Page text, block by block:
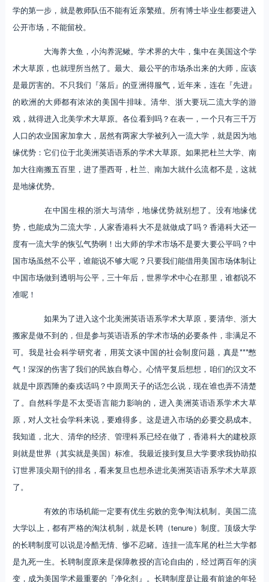
学的第一步，就是教师队伍不能有近亲繁殖。所有博士毕业生都要进入
公开市场，不能留校。
大海养大鱼，小沟养泥鳅。学术界的大牛，集中在美国这个学
术大草原，也就理所当然了。最大、最公平的市场杀出来的大师，应该
是最厉害的。不只我们『落后』的亚洲得服气，近年来，连在『先进』
的欧洲的大师都有浓浓的美国牛排味。清华、浙大要玩二流大学的游
戏，就得进入北美学术大草原。各位看到吗？在表一，一个只有三千万
人口的农业国家加拿大，居然有两家大学被列入一流大学，就是因为地
缘优势：它们位于北美洲英语语系的学术大草原。如果把杜兰大学、南
加大往南搬五百里，进了墨西哥，杜兰、南加大就什么流都不是，这就
是地缘优势。
在中国生根的浙大与清华，地缘优势就别想了。没有地缘优
势，也能成为二流大学，人家香港科大不是就做成了吗？香港科大还一
度有一流大学的恢弘气势咧！出大师的学术市场不是要大要公平吗？中
国市场虽然不公平，谁能说不够大呢？只要我们能借用美国市场体制让
中国市场做到透明与公平，三十年后，世界学术中心在那里，谁都说不
准呢！
如果为了进入这个北美洲英语语系学术大草原，要清华、浙大
搬家是做不到的，但是参与英语语系的学术市场的必要条件，非满足不
可。我是社会科学研究者，用英文谈中国的社会制度问题，真是***憋
气！深深的伤害了我们的民族自尊心。心情平复后想想，咱们的汉文不
就是中原西陲的秦戎话吗？中原周天子的话怎么说，现在谁也弄不清楚
了。自然科学是不太受语言能力影响的，进入美洲英语语系学术大草
原，对人文社会学科来说，要难得多。这是进入市场的必要交易成本。
我知道，北大、清华的经济、管理科系已经在做了，香港科大的建校原
则就是世界（其实就是美国）标准。我最近接到复旦大学要求我协助拟
订世界顶尖期刊的排名，看来复旦也想杀进北美洲英语语系学术大草原
了。
有效的市场机能一定要有优生劣败的竞争淘汰机制。美国二流
大学以上，都有严格的淘汰机制，就是长聘（tenure）制度。顶级大学
的长聘制度可以说是冷酷无情、惨不忍睹。连挂一流车尾的杜兰大学都
是九死一生。长聘制度原来是保障教授的言论自由的，经过两百年的演
变，成为美国学术最重要的『净化剂』。长聘制度是让最有前途的年轻